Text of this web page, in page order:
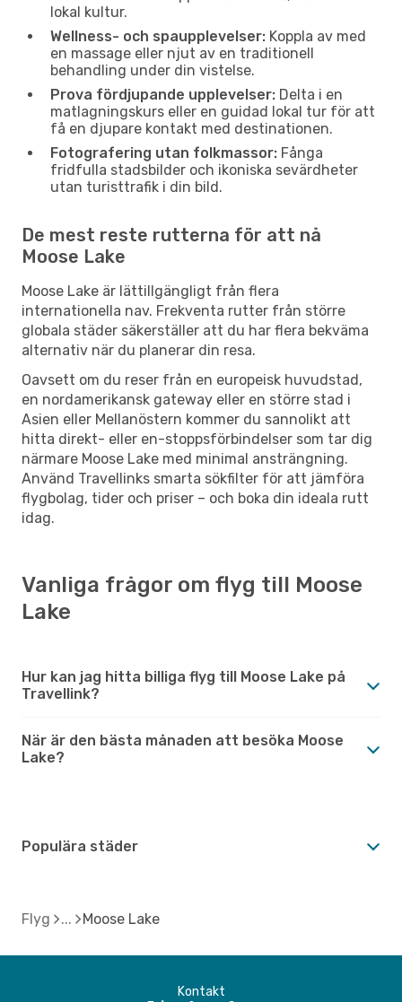
lokal kultur.
Wellness- och spaupplevelser: Koppla av med
en massage eller njut av en traditionell
behandling under din vistelse.
Prova fördjupande upplevelser: Delta i en
matlagningskurs eller en guidad lokal tur för att
få en djupare kontakt med destinationen.
Fotografering utan folkmassor: Fånga
fridfulla stadsbilder och ikoniska sevärdheter
utan turisttrafik i din bild.
De mest reste rutterna för att nå
Moose Lake
Moose Lake är lättillgängligt från flera
internationella nav. Frekventa rutter från större
globala städer säkerställer att du har flera bekväma
alternativ när du planerar din resa.
Oavsett om du reser från en europeisk huvudstad,
en nordamerikansk gateway eller en större stad i
Asien eller Mellanöstern kommer du sannolikt att
hitta direkt- eller en-stoppsförbindelser som tar dig
närmare Moose Lake med minimal ansträngning.
Använd Travellinks smarta sökfilter för att jämföra
flygbolag, tider och priser – och boka din ideala rutt
idag.
Vanliga frågor om flyg till Moose
Lake
Hur kan jag hitta billiga flyg till Moose Lake på
Travellink?
När är den bästa månaden att besöka Moose
Lake?
Populära städer
Flyg Moose Lake
Kontakt